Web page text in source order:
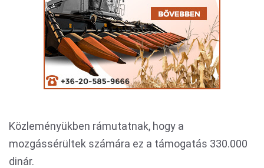
Közleményükben rámutatnak, hogy a
mozgássérültek számára ez a támogatás 330.000
dinár.